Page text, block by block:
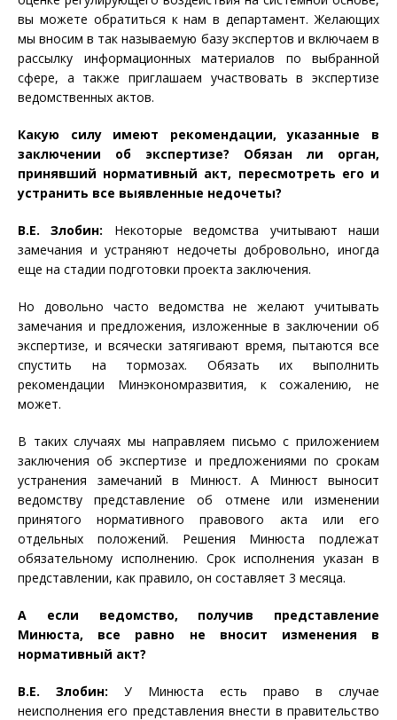
вы можете обратиться к нам в департамент. Желающих
мы вносим в так называемую базу экспертов и включаем в
рассылку информационных материалов по выбранной
сфере, а также приглашаем участвовать в экспертизе
ведомственных актов.
Какую силу имеют рекомендации, указанные в
заключении об экспертизе? Обязан ли орган,
принявший нормативный акт, пересмотреть его и
устранить все выявленные недочеты?
В.Е. Злобин: Некоторые ведомства учитывают наши
замечания и устраняют недочеты добровольно, иногда
еще на стадии подготовки проекта заключения.
Но довольно часто ведомства не желают учитывать
замечания и предложения, изложенные в заключении об
экспертизе, и всячески затягивают время, пытаются все
спустить на тормозах. Обязать их выполнить
рекомендации Минэкономразвития, к сожалению, не
может.
В таких случаях мы направляем письмо с приложением
заключения об экспертизе и предложениями по срокам
устранения замечаний в Минюст. А Минюст выносит
ведомству представление об отмене или изменении
принятого нормативного правового акта или его
отдельных положений. Решения Минюста подлежат
обязательному исполнению. Срок исполнения указан в
представлении, как правило, он составляет 3 месяца.
А если ведомство, получив представление
Минюста, все равно не вносит изменения в
нормативный акт?
В.Е. Злобин: У Минюста есть право в случае
неисполнения его представления внести в правительство